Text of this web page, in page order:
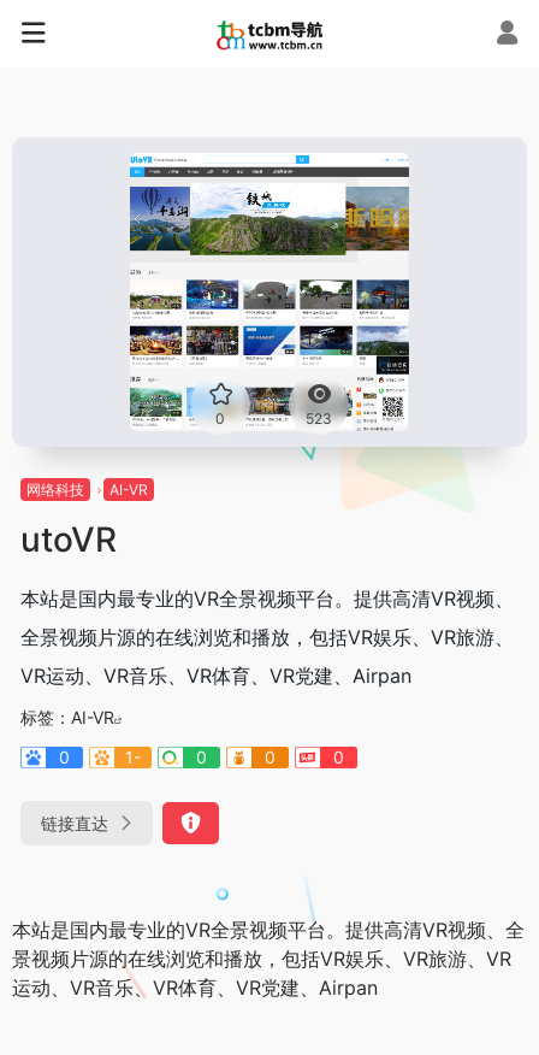
0 523
网络科技 AI-VR
utoVR
本站是国内最专业的VR全景视频平台。提供高清VR视频、
全景视频片源的在线浏览和播放，包括VR娱乐、VR旅游、
VR运动、VR音乐、VR体育、VR党建、Airpan
标签： AI-VR
0
1- 0 0 0
链接直达
本站是国内最专业的VR全景视频平台。提供高清VR视频、全
景视频片源的在线浏览和播放，包括VR娱乐、VR旅游、VR
运动、VR音乐、VR体育、VR党建、Airpan